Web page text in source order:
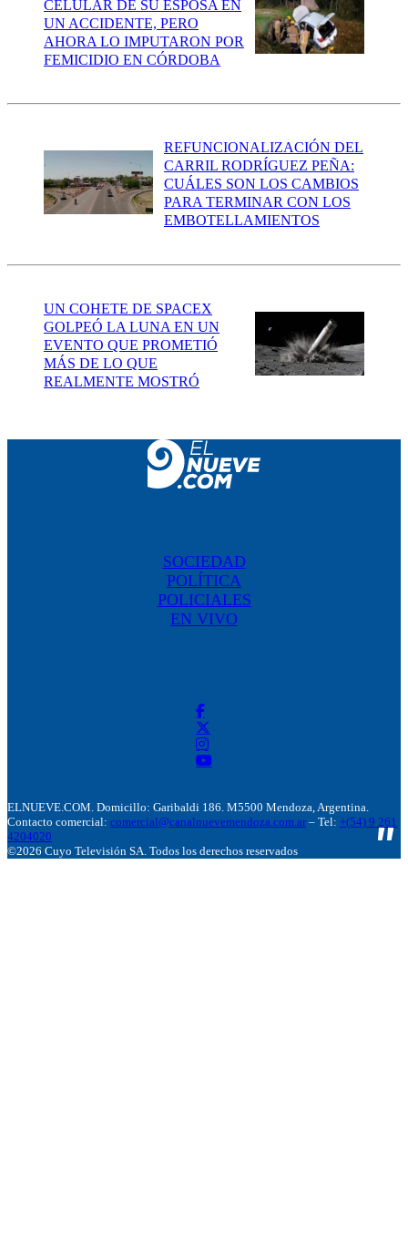
CELULAR DE SU ESPOSA EN
UN ACCIDENTE, PERO
AHORA LO IMPUTARON POR
FEMICIDIO EN CÓRDOBA
REFUNCIONALIZACIÓN DEL
CARRIL RODRÍGUEZ PEÑA:
CUÁLES SON LOS CAMBIOS
PARA TERMINAR CON LOS
EMBOTELLAMIENTOS
UN COHETE DE SPACEX
GOLPEÓ LA LUNA EN UN
EVENTO QUE PROMETIÓ
MÁS DE LO QUE
REALMENTE MOSTRÓ
SOCIEDAD
POLÍTICA
POLICIALES
EN VIVO
ELNUEVE.COM. Domicillo: Garibaldi 186. M5500 Mendoza, Argentina.
Contacto comercial: comercial@canalnuevemendoza.com.ar – Tel: +(54) 9 261
4204020
©2026 Cuyo Televisión SA. Todos los derechos reservados